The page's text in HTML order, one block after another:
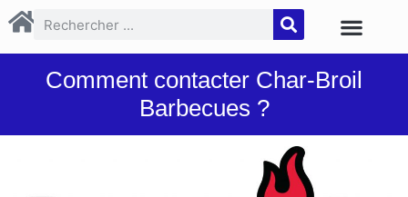
Comment contacter Char-Broil
Barbecues ?